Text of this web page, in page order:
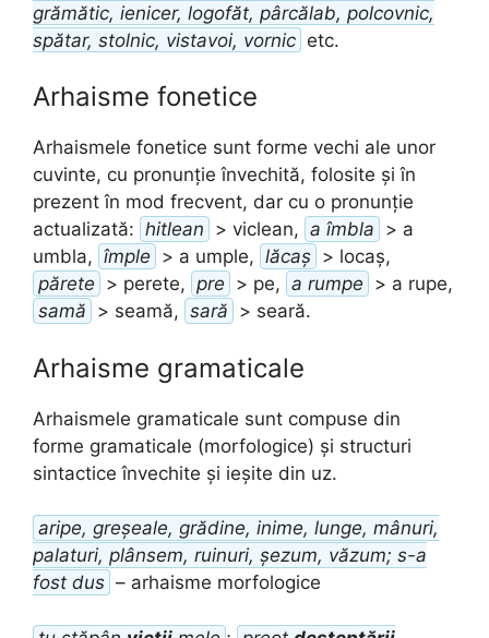
grămătic, ienicer, logofăt, pârcălab, polcovnic,
spătar, stolnic, vistavoi, vornic etc.
Arhaisme fonetice
Arhaismele fonetice sunt forme vechi ale unor
cuvinte, cu pronunție învechită, folosite și în
prezent în mod frecvent, dar cu o pronunție
actualizată: hitlean > viclean, a îmbla > a
umbla, împle > a umple, lăcaș > locaș,
părete > perete, pre > pe, a rumpe > a rupe,
samă > seamă, sară > seară.
Arhaisme gramaticale
Arhaismele gramaticale sunt compuse din
forme gramaticale (morfologice) și structuri
sintactice învechite și ieșite din uz.
aripe, greșeale, grădine, inime, lunge, mânuri,
palaturi, plânsem, ruinuri, șezum, văzum; s-a
fost dus – arhaisme morfologice